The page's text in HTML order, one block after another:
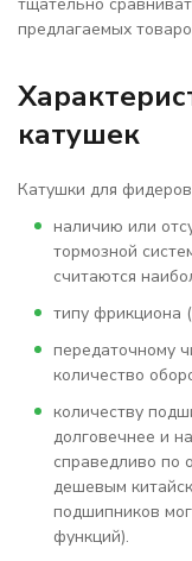
тщательно
предлагаемых
катушек
Катушки для
наличию или
тормозной
считаются
типу фрикциона
передаточному
количество
количеству
долговечнее и
справедливо по
дешевым
подшипников
функций).